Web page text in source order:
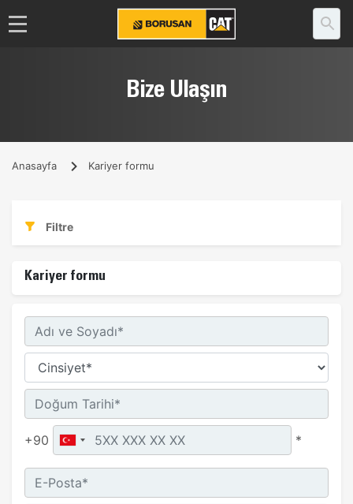
Bize Ulaşın
Anasayfa Kariyer formu
Filtre
Kariyer formu
+90 *